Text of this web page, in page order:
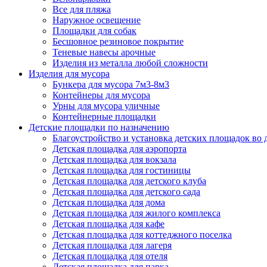
Все для пляжа
Наружное освещение
Площадки для собак
Бесшовное резиновое покрытие
Теневые навесы арочные
Изделия из металла любой сложности
Изделия для мусора
Бункера для мусора 7м3-8м3
Контейнеры для мусора
Урны для мусора уличные
Контейнерные площадки
Детские площадки по назначению
Благоустройство и установка детских площадок
Детская площадка для аэропорта
Детская площадка для вокзала
Детская площадка для гостиницы
Детская площадка для детского клуба
Детская площадка для детского сада
Детская площадка для дома
Детская площадка для жилого комплекса
Детская площадка для кафе
Детская площадка для коттеджного поселка
Детская площадка для лагеря
Детская площадка для отеля